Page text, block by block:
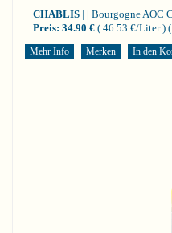
CHABLIS | | Bourgogne AOC
Preis: 34.90 € ( 46.53 €/Liter )
Mehr Info Merken In den